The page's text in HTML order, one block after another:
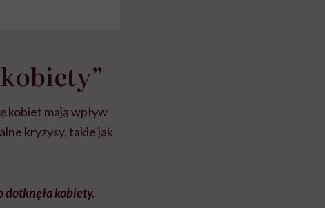
kobiet mają wpływ
kryzysy, takie jak
dotknęła kobiety.